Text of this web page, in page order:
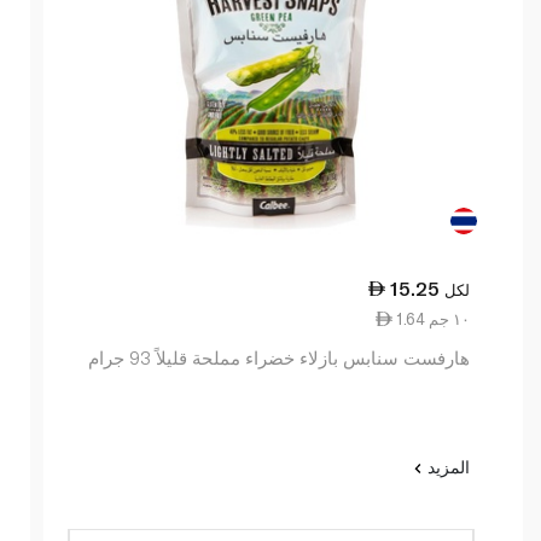
15.25 لكل
1.64 ١٠ جم
هارفست سنابس بازلاء خضراء مملحة قليلاً 93 جرام
المزيد